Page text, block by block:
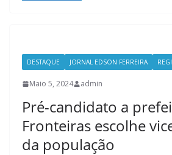
DESTAQUE JORNAL EDSON FERREIRA
Maio 5, 2024 admin
Pré-candidato a
Fronteiras escolhe
da população